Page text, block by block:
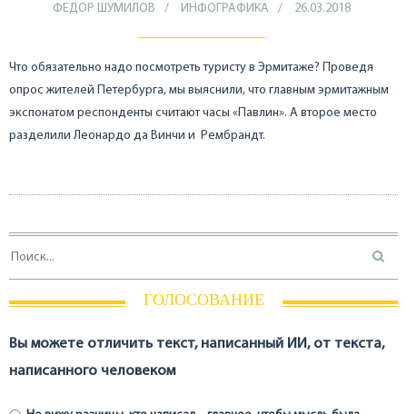
ФЕДОР ШУМИЛОВ ИНФОГРАФИКА 26.03.2018
Что обязательно надо посмотреть туристу в Эрмитаже? Проведя
опрос жителей Петербурга, мы выяснили, что главным эрмитажным
экспонатом респонденты считают часы «Павлин». А второе место
разделили Леонардо да Винчи и Рембрандт.
ГОЛОСОВАНИЕ
Вы можете отличить текст, написанный ИИ, от текста,
написанного человеком